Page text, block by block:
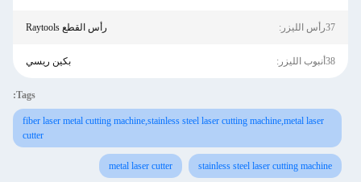
37رأس الليزر: رأس القطع Raytools
38أنبوب الليزر: بكين ريسي
Tags:
fiber laser metal cutting machine,stainless steel laser cutting machine,metal laser
cutter
stainless steel laser cutting machine
metal laser cutter